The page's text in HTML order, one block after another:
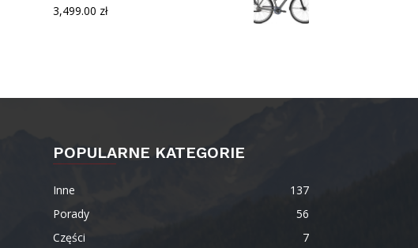
3,499.00 zł
POPULARNE KATEGORIE
Inne
137
Porady
56
Części
7